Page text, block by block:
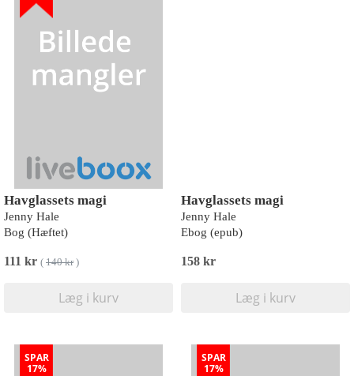
Havglassets magi
Jenny Hale
Bog (Hæftet)
111 kr ( 140 kr)
Læg i kurv
Havglassets magi
Jenny Hale
Ebog (epub)
158 kr
Læg i kurv
SPAR
17%
SPAR
17%